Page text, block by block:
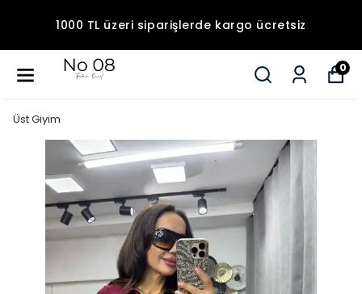
1000 TL üzeri siparişlerde kargo ücretsiz
0
Üst Giyim